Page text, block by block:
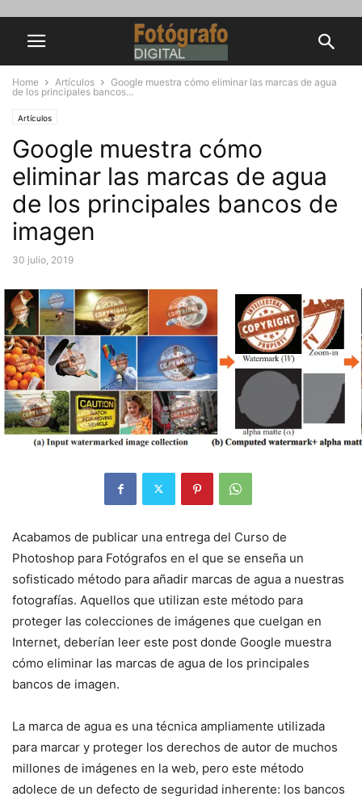
Home Artículos
Google muestra cómo eliminar las marcas de agua
de los principales bancos...
Artículos
Google muestra cómo
eliminar las marcas de agua
de los principales bancos de
imagen
30 julio, 2019
Acabamos de publicar una entrega del Curso de
Photoshop para Fotógrafos en el que se enseña un
sofisticado método para añadir marcas de agua a nuestras
fotografías. Aquellos que utilizan este método para
proteger las colecciones de imágenes que cuelgan en
Internet, deberían leer este post donde Google muestra
cómo eliminar las marcas de agua de los principales
bancos de imagen.
La marca de agua es una técnica ampliamente utilizada
para marcar y proteger los derechos de autor de muchos
millones de imágenes en la web, pero este método
adolece de un defecto de seguridad inherente: los bancos